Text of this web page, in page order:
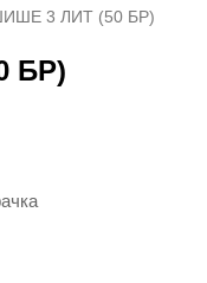
3 ЛИТ (50 БР)
БР)